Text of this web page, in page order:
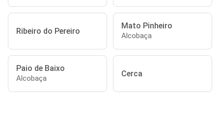
Ribeiro do Pereiro
Mato Pinheiro
Alcobaça
Paio de Baixo
Alcobaça Cerca